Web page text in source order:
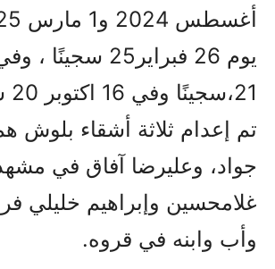
تم إعدام ثلاثة أشقاء بلوش
جواد، وعليرضا آفاق في
غلامحسين وإبراهيم خليلي
وأب وابنه في قروه.